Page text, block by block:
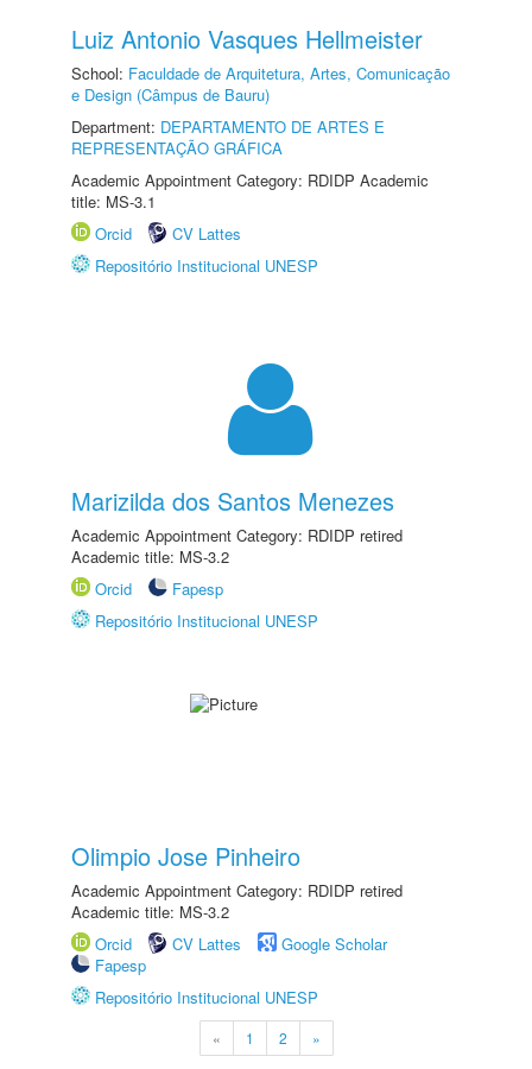
Luiz Antonio Vasques Hellmeister
School: Faculdade de Arquitetura, Artes, Comunicação
e Design (Câmpus de Bauru)
Department: DEPARTAMENTO DE ARTES E
REPRESENTAÇÃO GRÁFICA
Academic Appointment Category: RDIDP Academic
title: MS-3.1
Orcid
CV Lattes
Repositório Institucional UNESP
Marizilda dos Santos Menezes
Academic Appointment Category: RDIDP retired
Academic title: MS-3.2
Orcid
Fapesp
Repositório Institucional UNESP
Olimpio Jose Pinheiro
Academic Appointment Category: RDIDP retired
Academic title: MS-3.2
Orcid
CV Lattes
Google Scholar
Fapesp
Repositório Institucional UNESP
« 1 2 »